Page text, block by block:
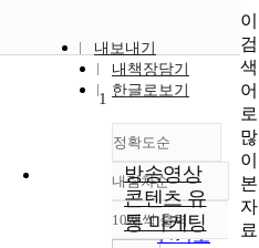
내보내기
내책장담기
한글로보기
정확도순
정확도
순
인기도
내림차순
내림차순
10개씩 출력
1
방송영상
콘텐츠 유
통 마케팅
이
검
색
어
로
많
이
본
자
료